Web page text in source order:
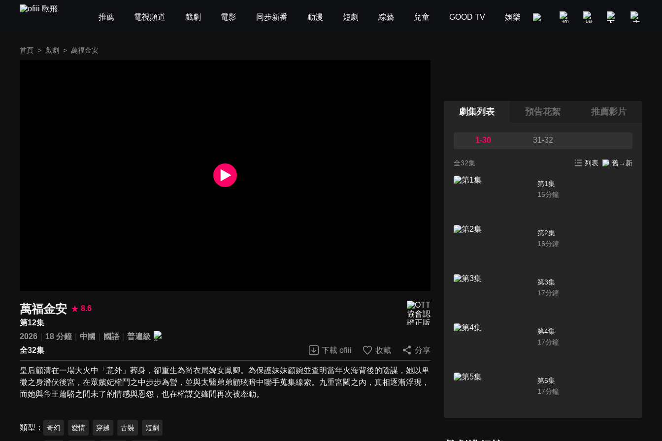
推薦 電視頻道 戲劇 電影 同步新番 動漫 短劇 綜藝 兒童 GOOD TV 娛樂 美食旅遊 新聞政論
首頁 > 戲劇 > 萬福金安
萬福金安
8.6
第12集
2026
18 分鐘 中國 國語
普遍級
全32集
下載 ofiii 收藏 分享
皇后顧清在一場大火中「意外」葬身，卻重生為尚衣局婢女鳳卿。為保護妹妹顧婉並查明當年火海背後的陰謀，她以卑
微之身潛伏後宮，在眾嬪妃權鬥之中步步為營，並與太醫弟弟顧玹暗中聯手蒐集線索。九重宮闕之內，真相逐漸浮現，
而她與帝王蕭駱之間未了的情感與恩怨，也在權謀交鋒間再次被牽動。
類型 奇幻 愛情 穿越 古裝 短劇
劇集列表 預告花絮 推薦影片
1-30 31-32
全32集 列表 舊→新
第1集
15分鐘
第2集
16分鐘
第3集
17分鐘
第4集
17分鐘
第5集
17分鐘